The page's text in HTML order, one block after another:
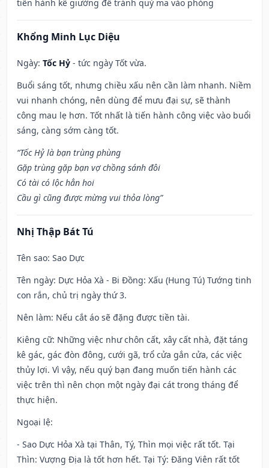
tiến hành kê giường để tránh quỷ ma vào phòng
Khổng Minh Lục Diệu
Ngày: Tốc Hỷ - tức ngày Tốt vừa.
Buổi sáng tốt, nhưng chiều xấu nên cần làm nhanh. Niềm
vui nhanh chóng, nên dùng để mưu đại sự, sẽ thành
công mau lẹ hơn. Tốt nhất là tiến hành công việc vào buổi
sáng, càng sớm càng tốt.
“Tốc Hỷ là bạn trùng phùng
Gặp trùng gặp bạn vợ chồng sánh đôi
Có tài có lộc hẳn hoi
Cầu gì cũng được mừng vui thỏa lòng”
Nhị Thập Bát Tú
Tên sao: Sao Dực
Tên ngày: Dực Hỏa Xà - Bi Đồng: Xấu (Hung Tú) Tướng tinh
con rắn, chủ trị ngày thứ 3.
Nên làm: Nếu cắt áo sẽ đặng được tiền tài.
Kiêng cữ: Những việc như chôn cất, xây cất nhà, đặt táng
kê gác, gác đòn đông, cưới gã, trổ cửa gắn cửa, các việc
thủy lợi. Vì vậy, nếu quý bạn đang muốn tiến hành các
việc trên thì nên chọn một ngày đại cát trong tháng để
thực hiện.
Ngoại lệ:
- Sao Dực Hỏa Xà tại Thân, Tý, Thìn mọi việc rất tốt. Tại
Thìn: Vượng Địa là tốt hơn hết. Tại Tý: Đăng Viên rất tốt